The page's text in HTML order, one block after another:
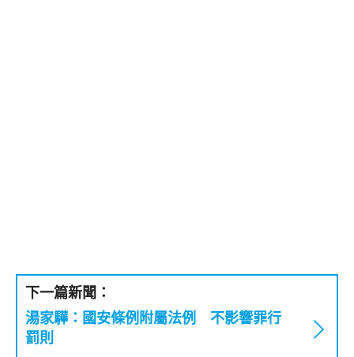
下一篇新聞：
湯家驊：國安條例附屬法例 不影響罪行
罰則